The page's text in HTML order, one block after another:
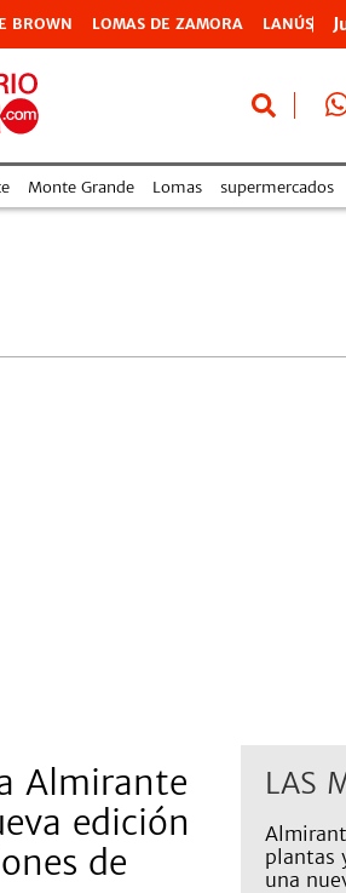
BROWN LOMAS DE ZAMORA LANÚS
Monte Grande Lomas supermercados
Almirante
edición
de
LAS
plantas
una